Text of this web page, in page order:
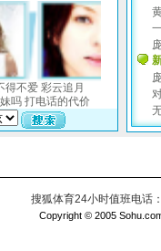
搜狐体育24小时值班电话
Copyright © 2005